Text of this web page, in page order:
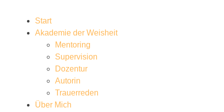
Start
Akademie der Weisheit
Mentoring
Supervision
Dozentur
Autorin
Trauerreden
Über Mich